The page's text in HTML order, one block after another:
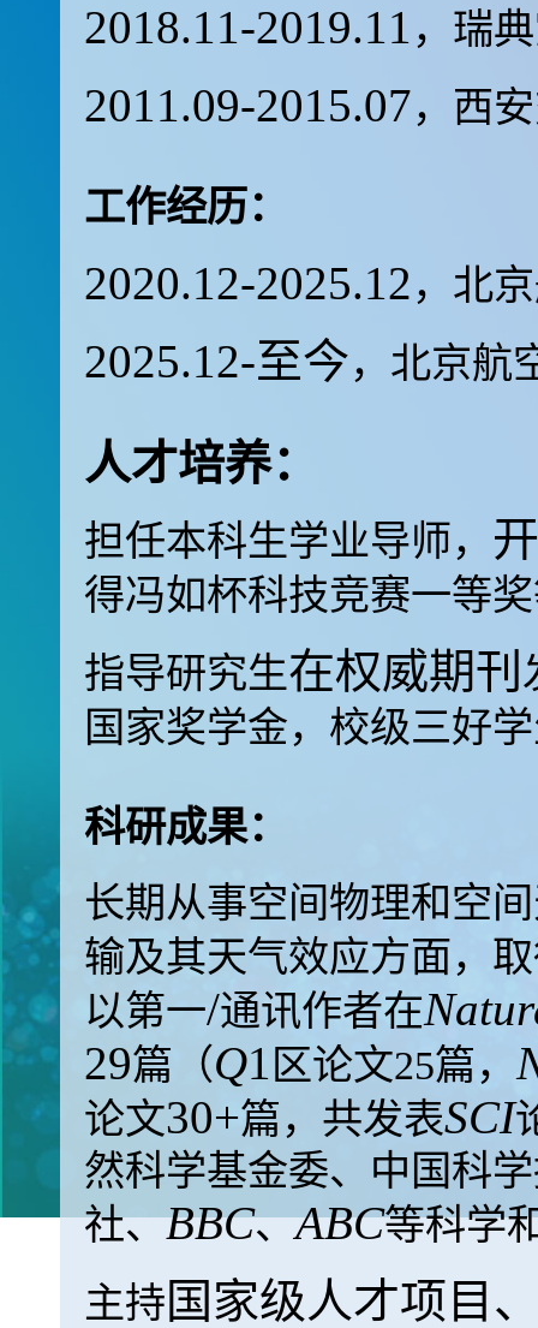
2018.11-2019.11 ，瑞
2011.09-2015.07，西
工作经历：
2020.12-2025.12，北
2025.12-至今，北京航
人才培养：
担任本科生学业导师，
得冯如杯科技竞赛一等
指导研究生在权威期刊
国家奖学金，校级三好
科研成果：
长期从事空间物理和空
输及其天气效应方面，
以第一/通讯作者在
29篇（Q1 区论文25篇，
论文30+篇，共发表SCI
然科学基金委、中国科
社、BBC、ABC等科学
主持国家级人才项目